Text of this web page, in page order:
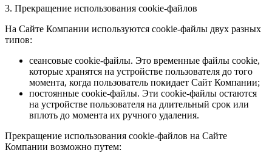
3. Прекращение использования cookie-файлов
На Сайте Компании используются cookie-файлы двух разных
типов:
сеансовые cookie-файлы. Это временные файлы cookie,
которые хранятся на устройстве пользователя до того
момента, когда пользователь покидает Сайт Компании;
постоянные cookie-файлы. Эти cookie-файлы остаются
на устройстве пользователя на длительный срок или
вплоть до момента их ручного удаления.
Прекращение использования cookie-файлов на Сайте
Компании возможно путем: